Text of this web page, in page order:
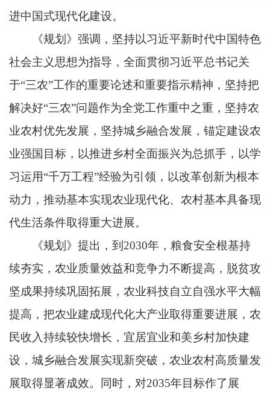
进中国式现代化建设。
《规划》强调，坚持以习近平新时代中国特色
社会主义思想为指导，全面贯彻习近平总书记关
于“三农”工作的重要论述和重要指示精神，坚持把
解决好“三农”问题作为全党工作重中之重，坚持农
业农村优先发展，坚持城乡融合发展，锚定建设农
业强国目标，以推进乡村全面振兴为总抓手，以学
习运用“千万工程”经验为引领，以改革创新为根本
动力，推动基本实现农业现代化、农村基本具备现
代生活条件取得重大进展。
《规划》提出，到2030年，粮食安全根基持
续夯实，农业质量效益和竞争力不断提高，脱贫攻
坚成果持续巩固拓展，农业科技自立自强水平大幅
提高，把农业建成现代化大产业取得重要进展，农
民收入持续较快增长，宜居宜业和美乡村加快建
设，城乡融合发展实现新突破，农业农村高质量发
展取得显著成效。同时，对2035年目标作了展